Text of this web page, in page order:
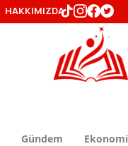
Gündem Ekonomi
HAKKIMIZDA